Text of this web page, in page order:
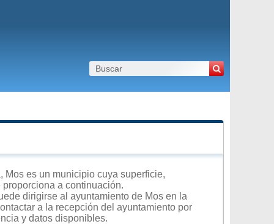
es un municipio cuya superficie,
a continuación.
dirigirse al ayuntamiento de Mos en la
a la recepción del ayuntamiento por
y datos disponibles.